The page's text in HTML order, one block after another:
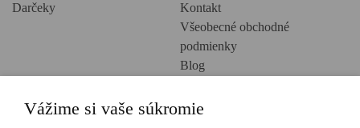
Darčeky
Kontakt
Všeobecné obchodné
podmienky
Blog
Creative Europe
Vážime si vaše súkromie